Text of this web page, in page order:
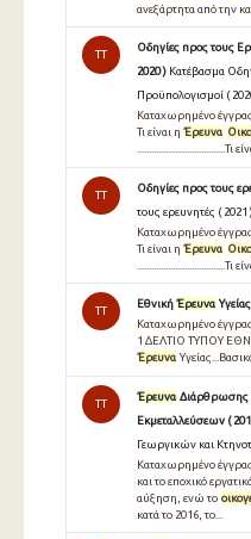
ανεξάρτητα από την
TT
Οδηγίες προς τους
2020 ) Κατέβασμα
Προϋπολογισμοί (
Καταχωρημένο
Τι είναι η Έρευνα
.....................................Τι
TT
Οδηγίες προς τους
τους ερευνητές ( 2021 )
Καταχωρημένο
Τι είναι η Έρευνα
.....................................Τι
TT
Εθνική Έρευνα Υγείας
Καταχωρημένο
1 ∆ΕΛΤΙΟ ΤΥΠΟΥ
Έρευνα
TT
Έρευνα Διάρθρωσης
Εκμεταλλεύσεων (
Γεωργικών και
Καταχωρημένο
και το εποχικό
αύξηση, ενώ το
κατά το 2016, το...